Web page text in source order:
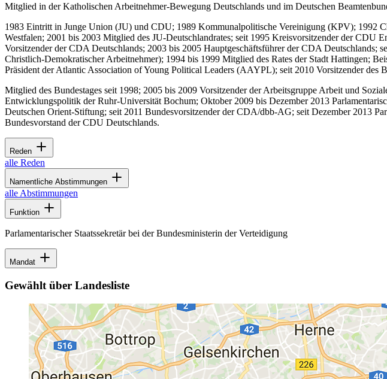
Mitglied in der Katholischen Arbeitnehmer-Bewegung Deutschlands und im Deutschen
1983 Eintritt in Junge Union (JU) und CDU; 1989 Kommunalpolitische Vereinigung (KPV); 1992
Westfalen; 2001 bis 2003 Mitglied des JU-Deutschlandrates; seit 1995 Kreisvorsitzender der CDU
Vorsitzender der CDA Deutschlands; 2003 bis 2005 Hauptgeschäftsführer der CDA
Christlich-Demokratischer Arbeitnehmer); 1994 bis 1999 Mitglied des Rates der Stadt Hattingen;
Präsident der Atlantic Association of Young Political Leaders (AAYPL); seit 2010 Vorsitzender des
Mitglied des Bundestages seit 1998; 2005 bis 2009 Vorsitzender der Arbeitsgruppe Arbeit und
Entwicklungspolitik der Ruhr-Universität Bochum; Oktober 2009 bis Dezember 2013
Deutschen Orient-Stiftung; seit 2011 Bundesvorsitzender der CDA/dbb-AG; seit Dezember 2013
Bundesvorstand der CDU Deutschlands.
Reden
alle Reden
Namentliche Abstimmungen
alle Abstimmungen
Funktion
Parlamentarischer Staatssekretär bei der Bundesministerin der Verteidigung
Mandat
Gewählt über Landesliste